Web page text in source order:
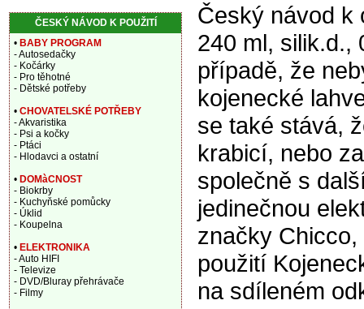
Český návod k
240 ml, silik.d.,
případě, že
kojenecké
se také stává,
krabicí, nebo
společně s
jedinečnou
značky
použití
na sdíleném
ČESKÝ NÁVOD K POUŽITÍ
• BABY PROGRAM
- Autosedačky
- Kočárky
- Pro těhotné
- Dětské potřeby
• CHOVATELSKÉ POTŘEBY
- Akvaristika
- Psi a kočky
- Ptáci
- Hlodavci a ostatní
• DOMàCNOST
- Biokrby
- Kuchyňské pomůcky
- Úklid
- Koupelna
• ELEKTRONIKA
- Auto HIFI
- Televize
- DVD/Bluray přehrávače
- Filmy